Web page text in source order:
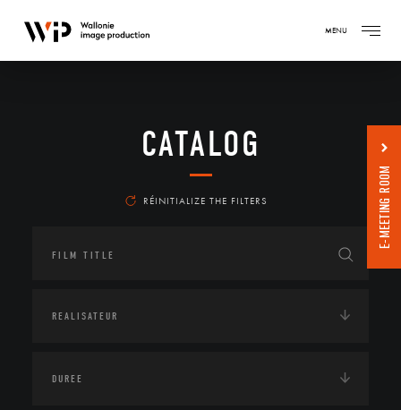
MENU
CATALOG
RÉINITIALIZE THE FILTERS E-MEETING ROOM